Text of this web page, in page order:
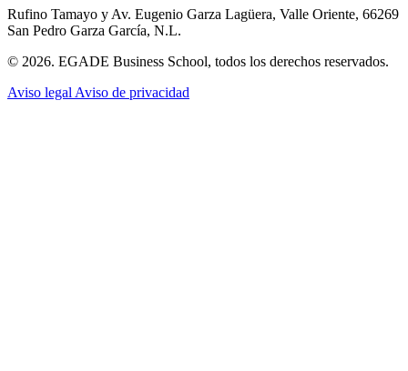
Rufino Tamayo y Av. Eugenio Garza Lagüera, Valle Oriente, 66269
San Pedro Garza García, N.L.
© 2026. EGADE Business School, todos los derechos reservados.
Aviso legal Aviso de privacidad